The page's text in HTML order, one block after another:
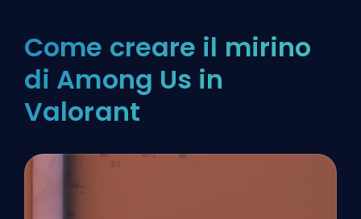
Come creare il mirino
di Among Us in
Valorant